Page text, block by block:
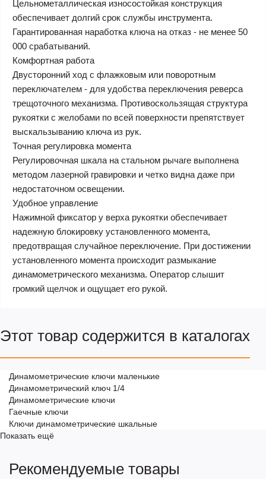
Цельнометаллическая износостойкая конструкция
обеспечивает долгий срок службы инструмента.
Гарантированная наработка ключа на отказ - не менее 50
000 срабатываний.
Комфортная работа
Двусторонний ход с флажковым или поворотным
переключателем - для удобства переключения реверса
трещоточного механизма. Противоскользящая структура
рукоятки с желобами по всей поверхности препятствует
выскальзыванию ключа из рук.
Точная регулировка момента
Регулировочная шкала на стальном рычаге выполнена
методом лазерной гравировки и четко видна даже при
недостаточном освещении.
Удобное управление
Нажимной фиксатор у верха рукоятки обеспечивает
надежную блокировку установленного момента,
предотвращая случайное переключение. При достижении
установленного момента происходит размыкание
динамометрического механизма. Оператор слышит
громкий щелчок и ощущает его рукой.
Этот товар содержится в каталогах
Динамометрические ключи маленькие
Динамометрический ключ 1/4
Динамометрические ключи
Гаечные ключи
Ключи динамометрические шкальные
Показать ещё
Рекомендуемые товары